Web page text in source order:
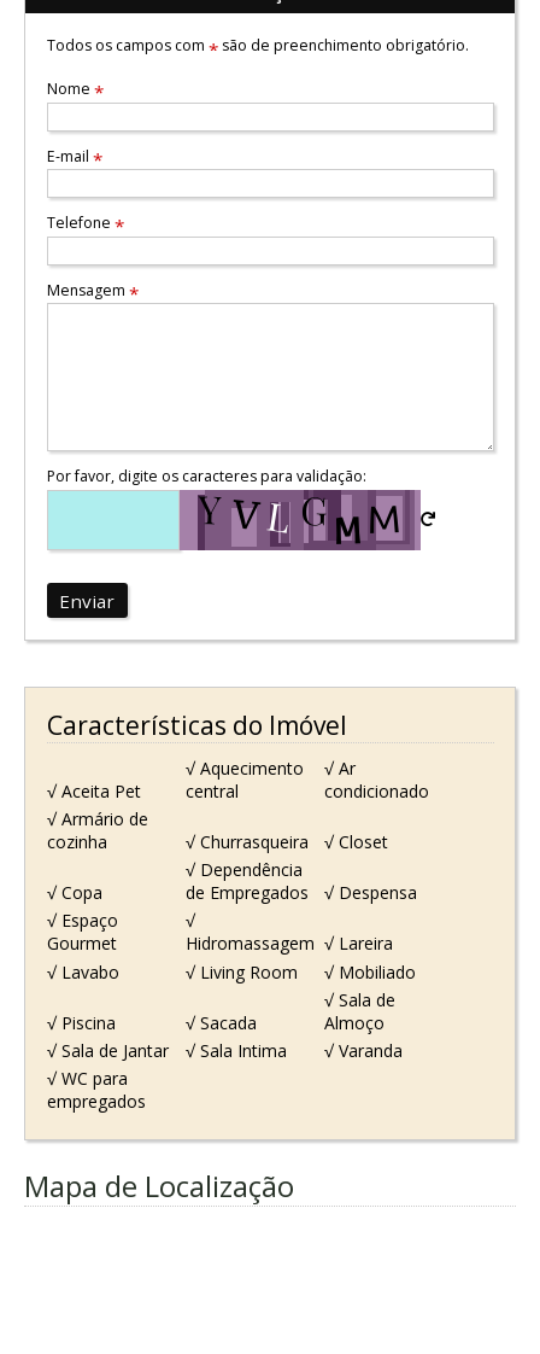
Todos os campos com *são de preenchimento obrigatório.
Nome *
E-mail *
Telefone *
Mensagem *
Por favor, digite os caracteres para validação:
Enviar
Características do Imóvel
√ Aceita Pet
√ Aquecimento
central
√ Ar
condicionado
√ Armário de
cozinha
√ Churrasqueira √ Closet
√ Copa
√ Dependência
de Empregados
√ Despensa
√ Espaço
Gourmet
√
Hidromassagem √ Lareira
√ Lavabo
√ Living Room √ Mobiliado
√ Piscina √ Sacada
√ Sala de
Almoço
√ Sala de Jantar
√ Sala Intima
√ Varanda
√ WC para
empregados
Mapa de Localização